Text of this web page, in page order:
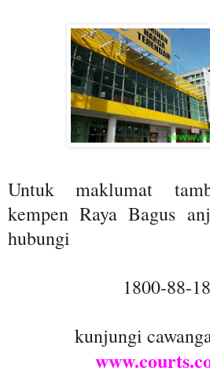
Untuk maklumat
kempen Raya Bagus
hubungi
1800-88-
kunjungi